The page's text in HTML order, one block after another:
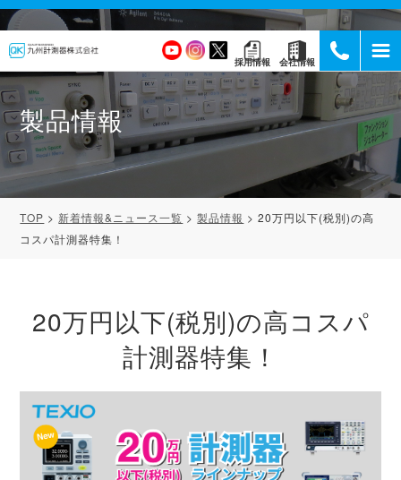
採用情報 会社情報
製品情報
TOP 新着情報&ニュース一覧 製品情報
20万円以下(税別)の高
コスパ計測器特集！
20万円以下(税別)の高コスパ
計測器特集！